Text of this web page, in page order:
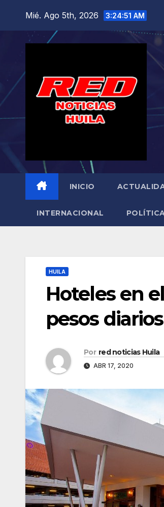
contenido
Mié. Ago 5th, 2026 3:24:52 AM
INICIO
INTERNACIONAL
HUILA
Hoteles en
pesos diarios
Por red noticias Huila
ABR 17, 2020